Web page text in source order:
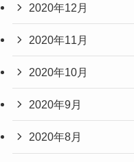
2020年12月
2020年11月
2020年10月
2020年9月
2020年8月